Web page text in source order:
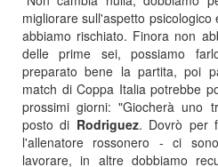
migliorare sull'aspetto
abbiamo rischiato. Finora non
delle prime sei, possiamo
preparato bene la partita, poi
match di Coppa Italia potrebbe
prossimi giorni: "Giocherà uno
posto di Rodriguez. Dovrò per
l'allenatore rossonero - ci
lavorare, in altre dobbiamo